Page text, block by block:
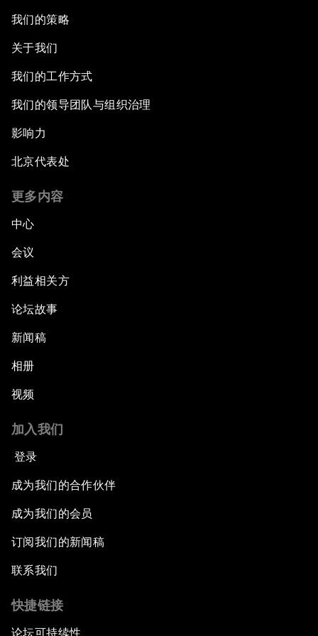
我们的策略
关于我们
我们的工作方式
我们的领导团队与组织治理
影响力
北京代表处
更多内容
中心
会议
利益相关方
论坛故事
新闻稿
相册
视频
加入我们
登录
成为我们的合作伙伴
成为我们的会员
订阅我们的新闻稿
联系我们
快捷链接
论坛可持续性